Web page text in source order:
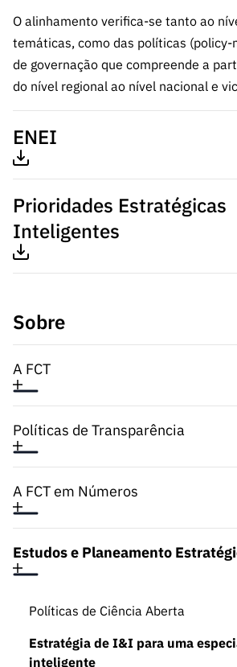
O alinhamento verifica-se tanto ao
temáticas, como das políticas (policy-
de governação que compreende a
do nível regional ao nível nacional e
ENEI
Prioridades Estratégicas
Inteligentes
Sobre
A FCT
Políticas de Transparência
A FCT em Números
Estudos e Planeamento
Políticas de Ciência Aberta
Estratégia de I&I para uma
inteligente